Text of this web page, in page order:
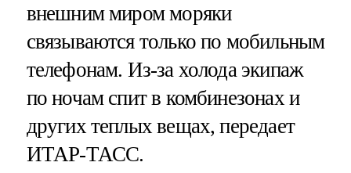
внешним миром моряки
связываются только по мобильным
телефонам. Из-за холода экипаж
по ночам спит в комбинезонах и
других теплых вещах, передает
ИТАР-ТАСС.